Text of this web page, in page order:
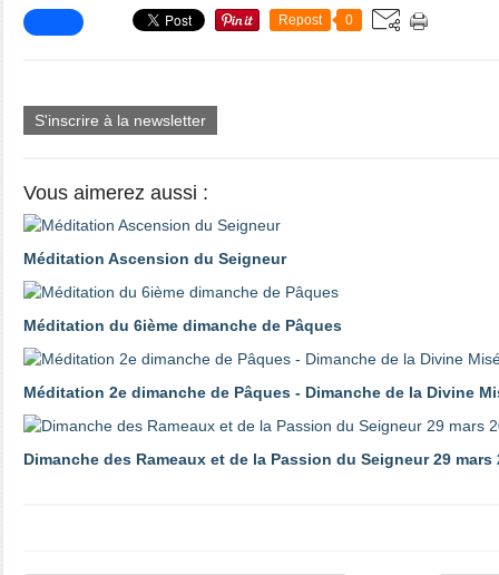
Repost 0
S'inscrire à la newsletter
Vous aimerez aussi :
Méditation Ascension du Seigneur
Méditation du 6ième dimanche de Pâques
Méditation 2e dimanche de Pâques - Dimanche de la Divine
Dimanche des Rameaux et de la Passion du Seigneur 29 mars